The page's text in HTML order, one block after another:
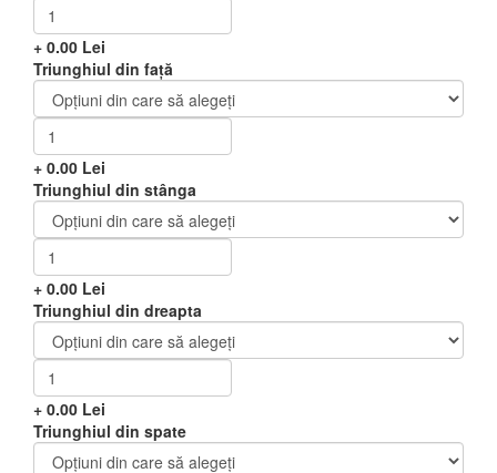
+ 0.00 Lei
Triunghiul din față
+ 0.00 Lei
Triunghiul din stânga
+ 0.00 Lei
Triunghiul din dreapta
+ 0.00 Lei
Triunghiul din spate